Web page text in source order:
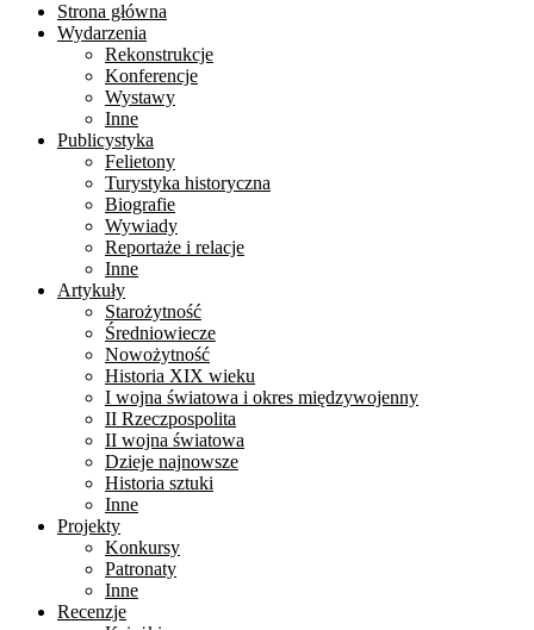
Strona główna
Wydarzenia
Rekonstrukcje
Konferencje
Wystawy
Inne
Publicystyka
Felietony
Turystyka historyczna
Biografie
Wywiady
Reportaże i relacje
Inne
Artykuły
Starożytność
Średniowiecze
Nowożytność
Historia XIX wieku
I wojna światowa i okres międzywojenny
II Rzeczpospolita
II wojna światowa
Dzieje najnowsze
Historia sztuki
Inne
Projekty
Konkursy
Patronaty
Inne
Recenzje